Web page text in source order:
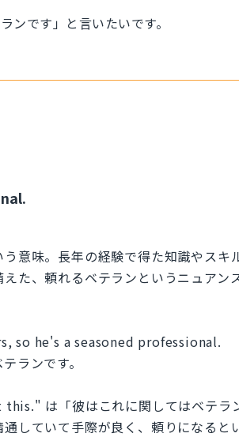
ンです」と言いたいです。
う意味。長年の経験で得た知識やス
た、頼れるベテランというニュアン
so he's a seasoned professional.
ランです。
は「彼はこれに関してはベテラ
していて手際が良く、頼りになると